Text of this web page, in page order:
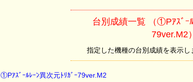
台別成績一覧 （①Pｱｽﾞｰ
79ver.M2）
指定した機種の台別成績を表示
①Pｱｽﾞｰﾙﾚｰﾝ異次元ﾄﾘｶﾞｰ79ver.M2